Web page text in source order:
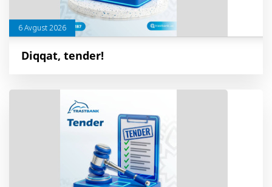
6 Avgust 2026
Diqqat, tender!